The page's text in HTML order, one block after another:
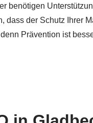
benötigen
dass der Schutz Ihrer
Prävention ist